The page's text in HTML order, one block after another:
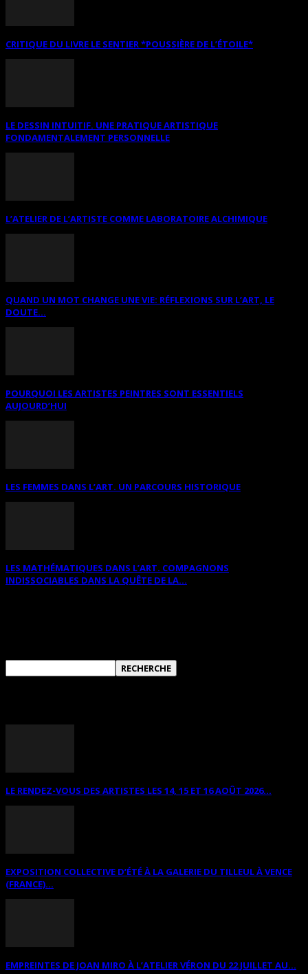
CRITIQUE DU LIVRE LE SENTIER *POUSSIÈRE DE L’ÉTOILE*
LE DESSIN INTUITIF. UNE PRATIQUE ARTISTIQUE
FONDAMENTALEMENT PERSONNELLE
L’ATELIER DE L’ARTISTE COMME LABORATOIRE ALCHIMIQUE
QUAND UN MOT CHANGE UNE VIE: RÉFLEXIONS SUR L’ART, LE
DOUTE...
POURQUOI LES ARTISTES PEINTRES SONT ESSENTIELS
AUJOURD’HUI
LES FEMMES DANS L’ART. UN PARCOURS HISTORIQUE
LES MATHÉMATIQUES DANS L’ART. COMPAGNONS
INDISSOCIABLES DANS LA QUÊTE DE LA...
LE RENDEZ-VOUS DES ARTISTES LES 14, 15 ET 16 AOÛT 2026...
EXPOSITION COLLECTIVE D’ÉTÉ À LA GALERIE DU TILLEUL À VENCE
(FRANCE)...
EMPREINTES DE JOAN MIRO À L’ATELIER VÉRON DU 22 JUILLET AU...